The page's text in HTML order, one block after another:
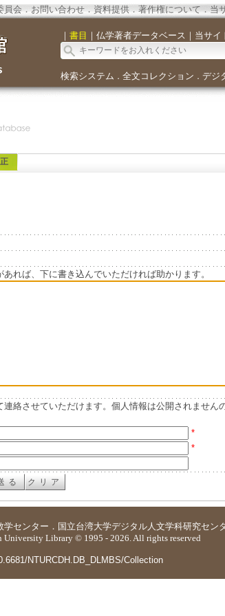
員会． お問い合わせ． 資料提供．著作権について．当
｜ 書目 ｜ 仏学著者データベース ｜ 当サイ
検索システム ． 全文コレクション ． デジ
れば、下に書き込んでいただければ助かります。
絡させていただけます。個人情報は公開されません
*
*
学センター ． 国立台湾大学デジタル人文学科研究セン
University Library © 1995 - 2026. All rights reserved
NTURCDH.DB_DLMBS/Collection